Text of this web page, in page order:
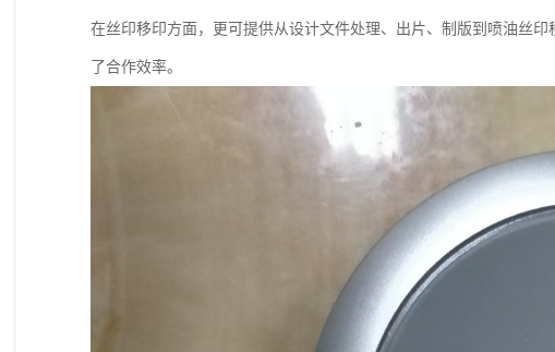
在丝印移印方面，更可提供从设计文件处理、出片、制版到喷油丝
了合作效率。